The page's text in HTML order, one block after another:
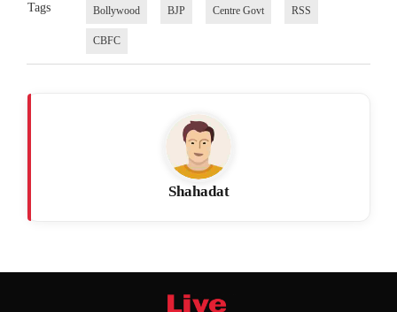
Tags Bollywood BJP Centre Govt RSS
CBFC
Shahadat